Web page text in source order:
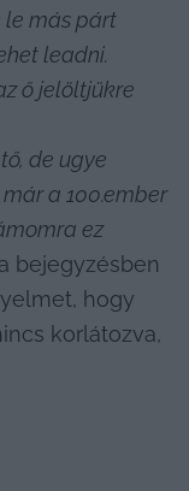
le más párt
leadni.
ő jelöltjükre
de ugye
a 100.ember
ez
bejegyzésben
hogy
korlátozva,